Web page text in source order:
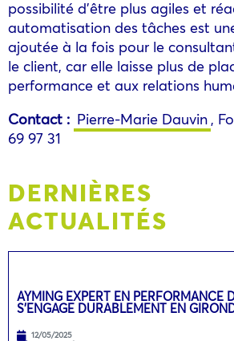
possibilité d’être plus agiles et
automatisation des tâches est
ajoutée à la fois pour le
le client, car elle laisse plus de
performance et aux relations
Contact : Pierre-Marie Dauvin ,
69 97 31
DERNIÈRES
ACTUALITÉS
AYMING EXPERT EN PERFORMANCE
S’ENGAGE DURABLEMENT EN
12/05/2025